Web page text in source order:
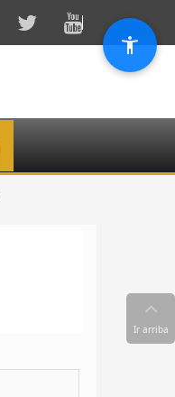
Ir arriba